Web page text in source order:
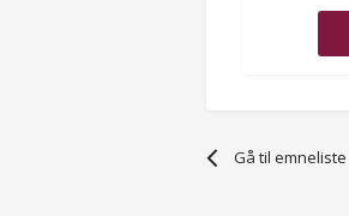
Gå til emneliste